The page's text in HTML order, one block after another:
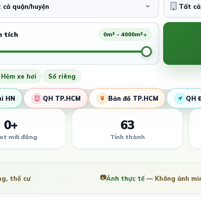
cả quận/huyện
tích 0m² - 4000m²+
Hẻm xe hơi Sổ riêng
HN QH TP.HCM Bản đồ TP.HCM QH
0+
mới đăng
63
Tỉnh thành
thổ cư 📷Ảnh thực tế— Không ảnh